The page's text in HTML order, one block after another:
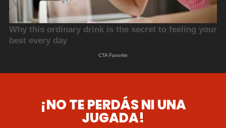
¡NO TE PERDÁS NI UNA
JUGADA!